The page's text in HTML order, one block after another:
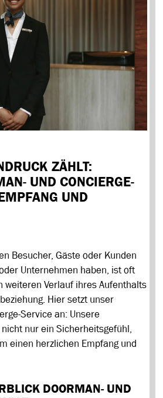
ZÄHLT:
UND CONCIERGE-
UND
Besucher, Gäste oder Kunden
Unternehmen haben, ist oft
weiteren Verlauf ihres Aufenthalts
Hier setzt unser
Service an: Unsere
nur ein Sicherheitsgefühl,
einen herzlichen Empfang und
DOORMAN- UND